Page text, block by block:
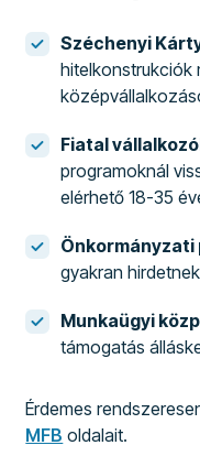
Széchenyi
hitelkonstrukciók
Fiatal
programoknál
elérhető 18-35
Önkormányzati
gyakran
Munkaügyi
támogatás
Érdemes
MFB oldalait.